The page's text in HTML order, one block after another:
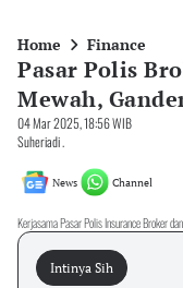
Home Finance
Pasar Polis
Mewah,
04 Mar 2025, 18:56 WIB
Suheriadi .
News Channel
Kerjasama Pasar Polis Insurance Broker
Intinya Sih